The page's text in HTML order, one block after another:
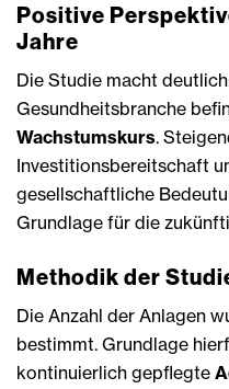
Positive
Jahre
Die Studie macht
Gesundheitsbranche
Wachstumskurs.
Investitionsbereitschaft
gesellschaftliche
Grundlage für die
Methodik der
Die Anzahl der Anlagen
bestimmt. Grundlage
kontinuierlich gepflegte